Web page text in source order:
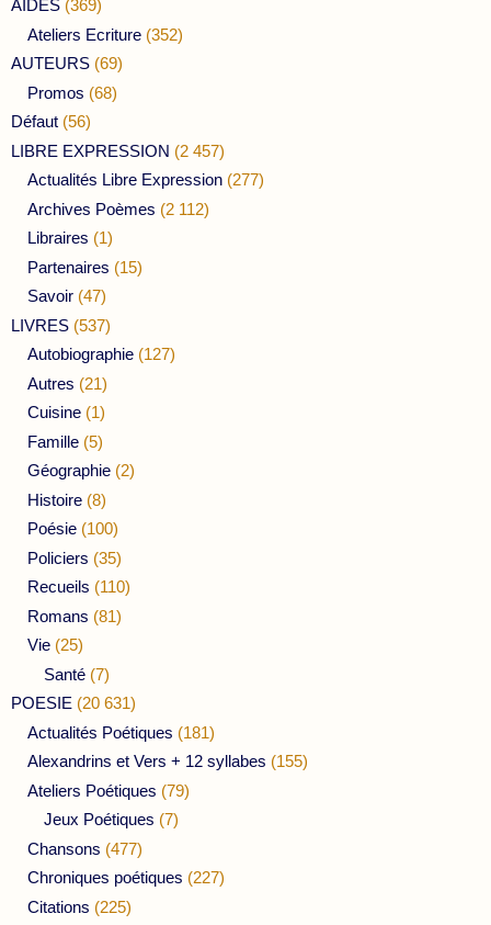
AIDES (369)
Ateliers Ecriture (352)
AUTEURS (69)
Promos (68)
Défaut (56)
LIBRE EXPRESSION (2 457)
Actualités Libre Expression (277)
Archives Poèmes (2 112)
Libraires (1)
Partenaires (15)
Savoir (47)
LIVRES (537)
Autobiographie (127)
Autres (21)
Cuisine (1)
Famille (5)
Géographie (2)
Histoire (8)
Poésie (100)
Policiers (35)
Recueils (110)
Romans (81)
Vie (25)
Santé (7)
POESIE (20 631)
Actualités Poétiques (181)
Alexandrins et Vers + 12 syllabes (155)
Ateliers Poétiques (79)
Jeux Poétiques (7)
Chansons (477)
Chroniques poétiques (227)
Citations (225)